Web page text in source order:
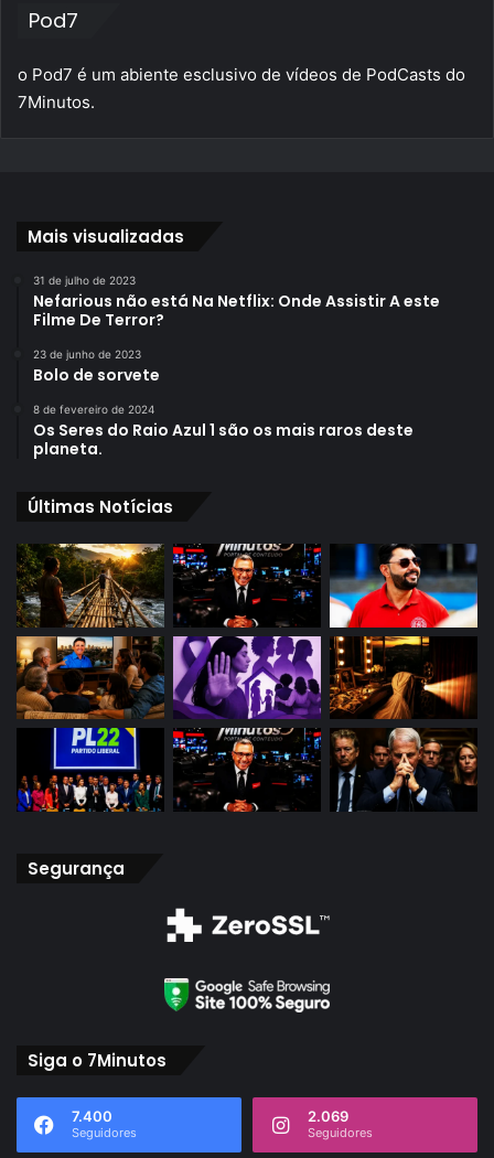
Pod7
o Pod7 é um abiente esclusivo de vídeos de PodCasts do
7Minutos.
Mais visualizadas
31 de julho de 2023
Nefarious não está Na Netflix: Onde Assistir A este
Filme De Terror?
23 de junho de 2023
Bolo de sorvete
8 de fevereiro de 2024
Os Seres do Raio Azul 1 são os mais raros deste
planeta.
Últimas Notícias
Segurança
Siga o 7Minutos
7.400
Seguidores
2.069
Seguidores